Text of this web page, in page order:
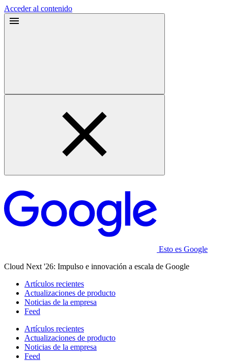
Acceder al contenido
Esto es Google
Cloud Next '26: Impulso e innovación a escala de Google
Artículos recientes
Actualizaciones de producto
Noticias de la empresa
Feed
Artículos recientes
Actualizaciones de producto
Noticias de la empresa
Feed